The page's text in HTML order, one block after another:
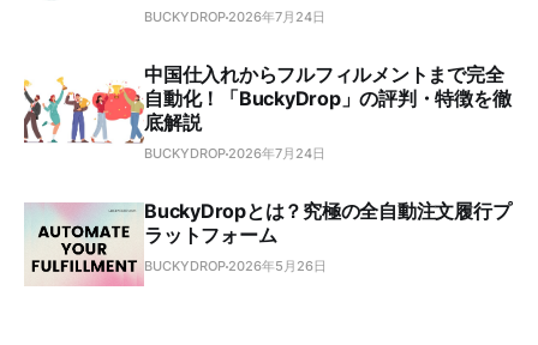
BUCKYDROP 2026年7月24日
中国仕入れからフルフィルメントまで完全
自動化！「BuckyDrop」の評判・特徴を徹
底解説
BUCKYDROP 2026年7月24日
BuckyDropとは？究極の全自動注文履行プ
ラットフォーム
BUCKYDROP 2026年5月26日